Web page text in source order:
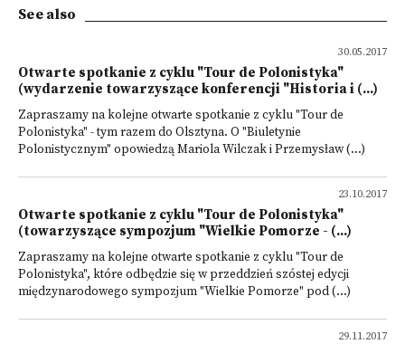
See also
30.05.2017
Otwarte spotkanie z cyklu "Tour de Polonistyka"
(wydarzenie towarzyszące konferencji "Historia i (...)
Zapraszamy na kolejne otwarte spotkanie z cyklu "Tour de
Polonistyka" - tym razem do Olsztyna. O "Biuletynie
Polonistycznym" opowiedzą Mariola Wilczak i Przemysław (...)
23.10.2017
Otwarte spotkanie z cyklu "Tour de Polonistyka"
(towarzyszące sympozjum "Wielkie Pomorze - (...)
Zapraszamy na kolejne otwarte spotkanie z cyklu "Tour de
Polonistyka", które odbędzie się w przeddzień szóstej edycji
międzynarodowego sympozjum "Wielkie Pomorze" pod (...)
29.11.2017